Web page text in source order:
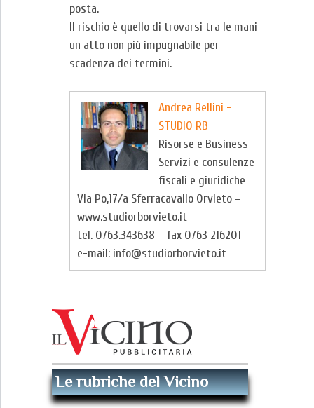
posta.
Il rischio è quello di trovarsi tra le mani
un atto non più impugnabile per
scadenza dei termini.
Andrea Rellini -
STUDIO RB
Risorse e Business
Servizi e consulenze
fiscali e giuridiche
Via Po,17/a Sferracavallo Orvieto –
www.studiorborvieto.it
tel. 0763.343638 – fax 0763 216201 –
e-mail: info@studiorborvieto.it
Le rubriche del Vicino